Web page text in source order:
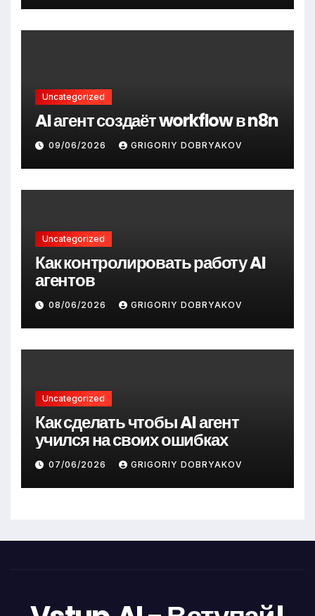
Uncategorized
AI агент создаёт workflow в n8n
09/06/2026 GRIGORIY DOBRYAKOV
Uncategorized
Как контролировать работу AI
агентов
08/06/2026 GRIGORIY DOBRYAKOV
Uncategorized
Как сделать чтобы AI агент
учился на своих ошибках
07/06/2026 GRIGORIY DOBRYAKOV